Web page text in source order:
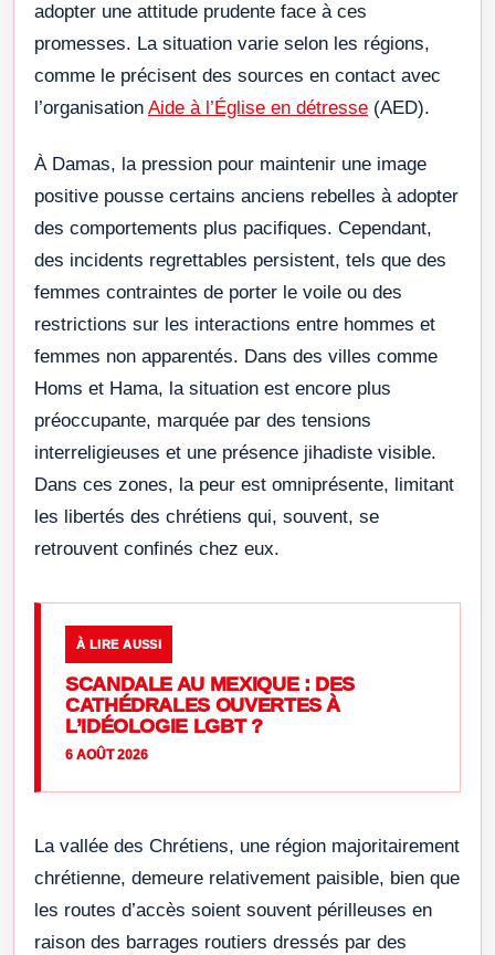
adopter une attitude prudente face à ces
promesses. La situation varie selon les régions,
comme le précisent des sources en contact avec
l’organisation Aide à l’Église en détresse (AED).
À Damas, la pression pour maintenir une image
positive pousse certains anciens rebelles à adopter
des comportements plus pacifiques. Cependant,
des incidents regrettables persistent, tels que des
femmes contraintes de porter le voile ou des
restrictions sur les interactions entre hommes et
femmes non apparentés. Dans des villes comme
Homs et Hama, la situation est encore plus
préoccupante, marquée par des tensions
interreligieuses et une présence jihadiste visible.
Dans ces zones, la peur est omniprésente, limitant
les libertés des chrétiens qui, souvent, se
retrouvent confinés chez eux.
À LIRE AUSSI
SCANDALE AU MEXIQUE : DES
CATHÉDRALES OUVERTES À
L’IDÉOLOGIE LGBT ?
6 AOÛT 2026
La vallée des Chrétiens, une région majoritairement
chrétienne, demeure relativement paisible, bien que
les routes d’accès soient souvent périlleuses en
raison des barrages routiers dressés par des